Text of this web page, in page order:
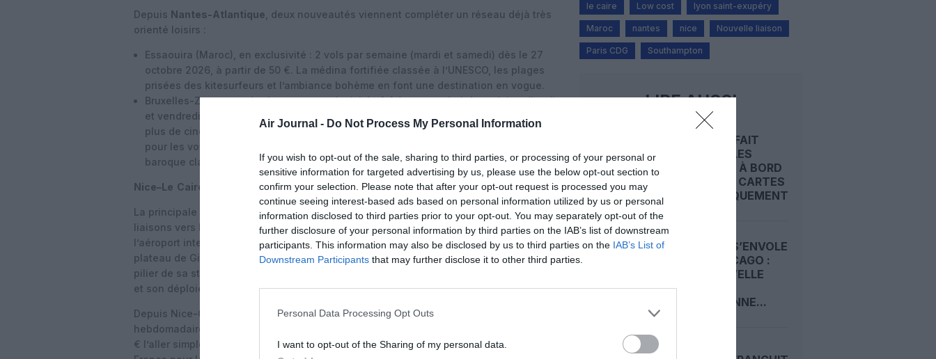
Air Journal - Do Not Process My Personal Information
If you wish to opt-out of the sale, sharing to third parties, or processing of your personal or
sensitive information for targeted advertising by us, please use the below opt-out section to
confirm your selection. Please note that after your opt-out request is processed you may
continue seeing interest-based ads based on personal information utilized by us or personal
information disclosed to third parties prior to your opt-out. You may separately opt-out of the
further disclosure of your personal information by third parties on the IAB’s list of downstream
participants. This information may also be disclosed by us to third parties on the IAB’s List of
Downstream Participants that may further disclose it to other third parties.
Personal Data Processing Opt Outs
I want to opt-out of the Sharing of my personal data.
Depuis Nantes-Atlantique , deux nouveautés viennent compléter un réseau déjà très
orienté loisirs :
Essaouira (Maroc), en exclusivité : 2 vols par semaine (mardi et samedi) dès le 27
octobre 2026, à partir de 50 €. La médina fortifiée classée à l’UNESCO, les plages
prisées des kitesurfeurs et l’ambiance bohème en font une destination en vogue.
Bruxelles-Zaventem, également en exclusivité : 2 fréquences hebdomadaires (lundi
et vendredi) dès le 26 octobre 2026, billets à partir de 35 €. En 1h30 de vol contre
plus de cinq heures par la route ou le rail, la capitale belge devient plus accessible
pour les voyageurs affaires et loisirs, entre institutions européennes et Grand-Place
baroque classée UNESCO.
Nice–Le Caire via Sphinx : une première au départ de la France
La principale nouveauté de ce programme concerne l’Égypte, avec l’ouverture de
liaisons vers Le Caire opérées non pas vers l’aéroport principal du Caire, mais vers
l’aéroport international de Sphinx (SPX), situé à l’ouest de l’agglomération, près du
plateau de Gizeh et du Grand Egyptian Museum. Pour easyJet, Sphinx est désormais un
pilier de sa stratégie égyptienne après des ouvertures depuis Londres Luton ou Berlin,
et son déploiement en France marque une extension logique de ce réseau.
Depuis Nice-Côte d’Azur, la compagnie lancera à partir du 27 octobre 2026 deux vols
hebdomadaires vers Le Caire-Sphinx, les mardis et samedis, avec un prix d’appel de 75
€ l’aller simple. Cette liaison est présentée comme une « première » au départ de la
le caire Low cost lyon saint-exupéry
Maroc nantes nice Nouvelle liaison
Paris CDG Southampton
LIRE AUSSI
EASYJET FAIT
MONTER LES
DOUDOUS À BORD
AVEC DES CARTES
D’EMBARQUEMENT...
CONDOR S’ENVOLE
VERS CHICAGO :
UNE NOUVELLE
QUOTIDIENNE...